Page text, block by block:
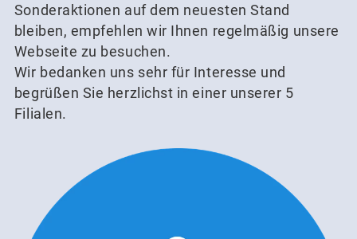
Online Shop
Sonderaktionen auf dem neuesten Stand
bleiben, empfehlen wir Ihnen regelmäßig unsere
Webseite zu besuchen.
Wir bedanken uns sehr für Interesse und
begrüßen Sie herzlichst in einer unserer 5
Filialen.